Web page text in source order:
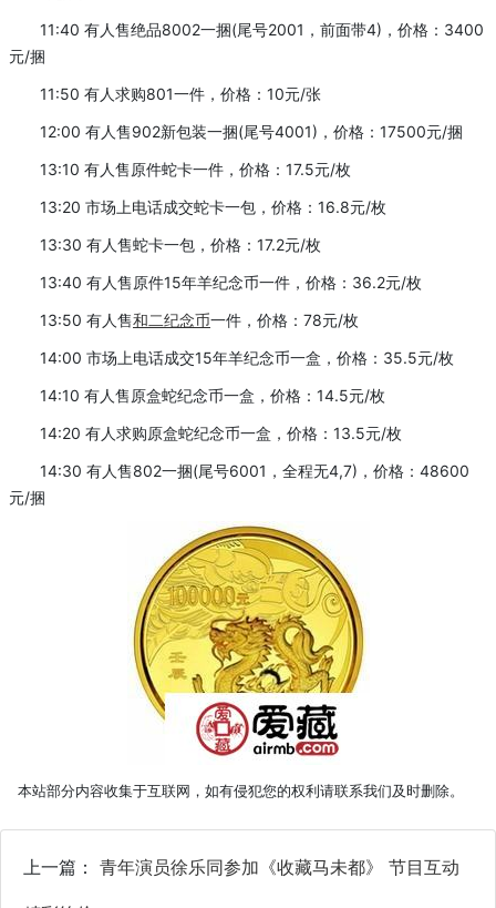
11:40 有人售绝品8002一捆(尾号2001，前面带4)，价格：3400
元/捆
11:50 有人求购801一件，价格：10元/张
12:00 有人售902新包装一捆(尾号4001)，价格：17500元/捆
13:10 有人售原件蛇卡一件，价格：17.5元/枚
13:20 市场上电话成交蛇卡一包，价格：16.8元/枚
13:30 有人售蛇卡一包，价格：17.2元/枚
13:40 有人售原件15年羊纪念币一件，价格：36.2元/枚
13:50 有人售和二纪念币一件，价格：78元/枚
14:00 市场上电话成交15年羊纪念币一盒，价格：35.5元/枚
14:10 有人售原盒蛇纪念币一盒，价格：14.5元/枚
14:20 有人求购原盒蛇纪念币一盒，价格：13.5元/枚
14:30 有人售802一捆(尾号6001，全程无4,7)，价格：48600
元/捆
本站部分内容收集于互联网，如有侵犯您的权利请联系我们及时删除。
上一篇： 青年演员徐乐同参加《收藏马未都》 节目互动